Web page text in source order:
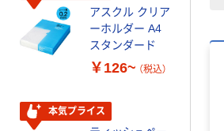
アスクル クリア
ーホルダー A4
スタンダード
￥126~ （税込）
本気プライス